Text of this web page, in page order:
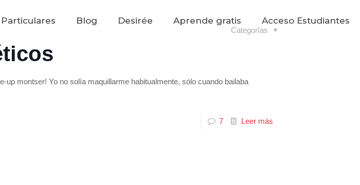
Particulares Blog Desirée Aprende gratis Acceso Estudiantes
Categorías
montser! Yo no solía maquillarme habitualmente, sólo cuando bailaba
7 Leer más